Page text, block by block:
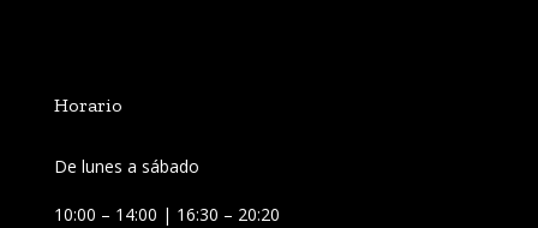
Horario
De lunes a sábado
10:00 – 14:00 | 16:30 – 20:20